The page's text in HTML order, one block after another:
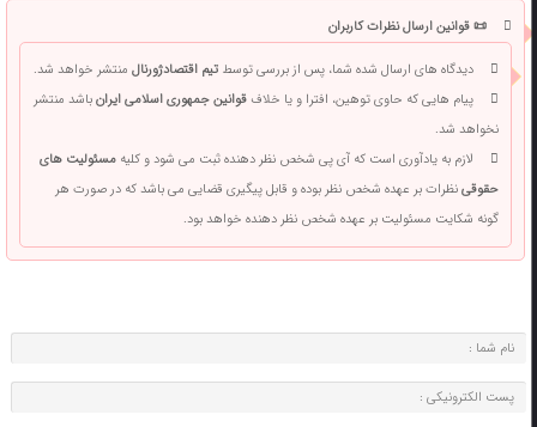
📜 قوانین ارسال نظرات کاربران
دیدگاه های ارسال شده شما، پس از بررسی توسطتیم اقتصادژورنالمنتشر خواهد شد.
پیام هایی که حاوی توهین، افترا و یا خلافقوانین جمهوری اسلامی ایرانباشد منتشر
نخواهد شد.
لازم به یادآوری است که آی پی شخص نظر دهنده ثبت می شود و کلیهمسئولیت های
حقوقینظرات بر عهده شخص نظر بوده و قابل پیگیری قضایی می باشد که در صورت هر
گونه شکایت مسئولیت بر عهده شخص نظر دهنده خواهد بود.